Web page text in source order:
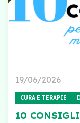
19/06/2026
CURA E TERAPIE
10